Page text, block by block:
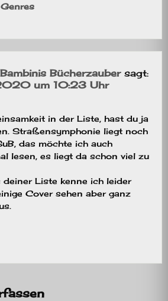
Bücherzauber sagt:
um 10:23 Uhr
in der Liste, hast du ja
Straßensymphonie liegt noch
das möchte ich auch
lesen, es liegt da schon viel zu
deiner Liste kenne ich leider
Cover sehen aber ganz